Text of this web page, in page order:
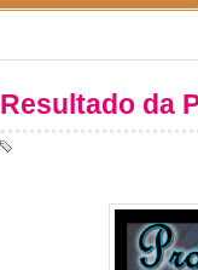
Resultado da